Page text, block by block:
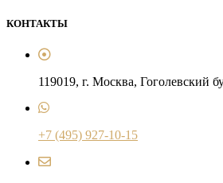
КОНТАКТЫ
119019, г. Москва, Гоголевский
+7 (495) 927-10-15